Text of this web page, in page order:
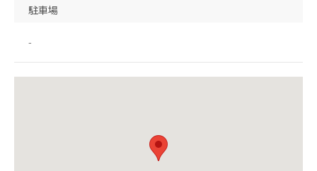
駐車場
-